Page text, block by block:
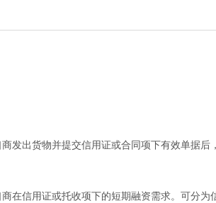
发出货物并提交信用证或合同项下有效单据
在信用证或托收项下的短期融资需求。可分